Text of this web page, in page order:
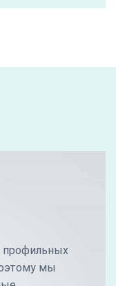
профильных
мы